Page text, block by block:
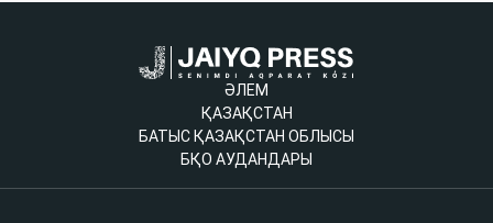
ӘЛЕМ
ҚАЗАҚСТАН
БАТЫС ҚАЗАҚСТАН ОБЛЫСЫ
БҚО АУДАНДАРЫ